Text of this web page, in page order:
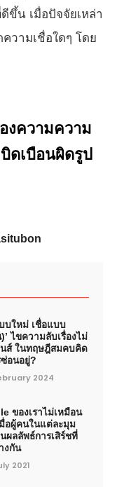
น เมื่อปัจจัยเหล่า
วามเชื่อใดๆ โดย
งความความ
ดเบือนผิดรูป
บบใหม่ เชื่อแบบ
ไขความลับเรื่องไม่
นส์ ในทฤษฎีสมคบคิด
ซ่อนอยู่?
2024
ของเราไม่เหมือน
อผู้คนในแต่ละมุม
ผลลัพธ์การเสิร์ชที่
งกัน
2021